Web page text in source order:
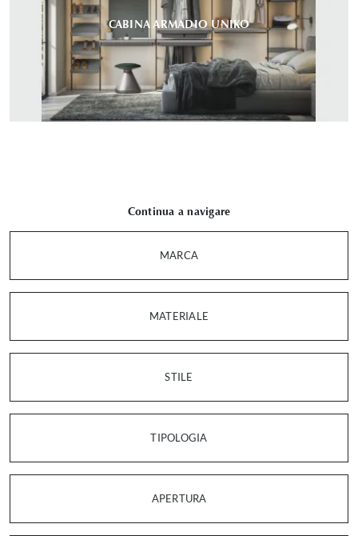
CABINA ARMADIO UNIKO
Continua a navigare
MARCA
MATERIALE
STILE
TIPOLOGIA
APERTURA